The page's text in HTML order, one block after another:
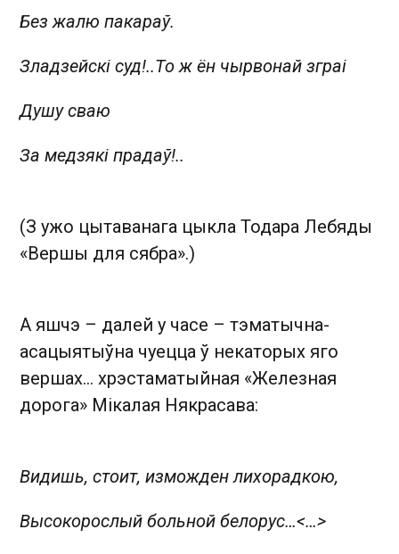
Без жалю пакараў.
Зладзейскі суд!..То ж ён чырвонай зграі
Душу сваю
За медзякі прадаў!..
(З ужо цытаванага цыкла Тодара Лебяды
«Вершы для сябра».)
А яшчэ – далей у часе – тэматычна-
асацыятыўна чуецца ў некаторых яго
вершах… хрэстаматыйная «Железная
дорога» Мікалая Някрасава:
Видишь, стоит, изможден лихорадкою,
Высокорослый больной белорус…<…>